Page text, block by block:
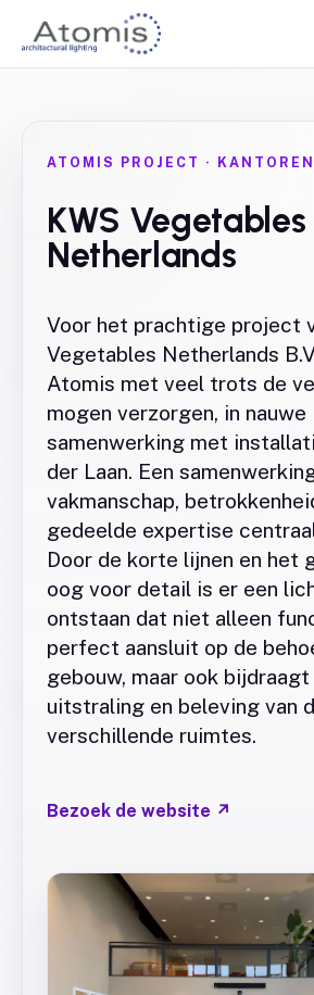
ATOMIS PROJECT · KANTOREN
KWS Vegetables
Netherlands
Voor het prachtige project
Vegetables Netherlands
Atomis met veel trots de
mogen verzorgen, in nauwe
samenwerking met
der Laan. Een
vakmanschap,
gedeelde expertise
Door de korte lijnen en het
oog voor detail is er een
ontstaan dat niet alleen
perfect aansluit op de
gebouw, maar ook bijdraagt
uitstraling en beleving van
verschillende ruimtes.
Bezoek de website ↗